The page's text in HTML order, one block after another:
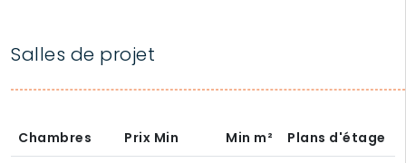
Salles de projet
Chambres Prix Min Min m² Plans d'étage